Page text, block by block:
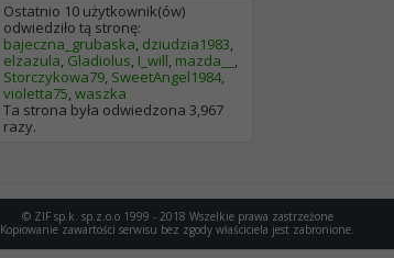
Ostatnio 10 użytkownik(ów)
odwiedziło tą stronę:
bajeczna_grubaska, dziudzia1983,
elzazula, Gladiolus, I_will, mazda__ ,
Storczykowa79, SweetAngel1984,
violetta75,waszka
Ta strona była odwiedzona 3,967
razy.
© ZIF sp.k. sp.z.o.o 1999 - 2018 Wszelkie prawa zastrzeżone
Kopiowanie zawartości serwisu bez zgody właściciela jest zabronione.